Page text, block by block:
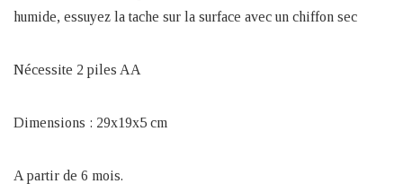
humide, essuyez la tache sur la surface avec un chiffon sec
Nécessite 2 piles AA
Dimensions : 29x19x5 cm
A partir de 6 mois.